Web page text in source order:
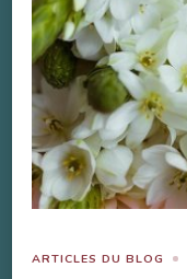
ARTICLES DU BLOG